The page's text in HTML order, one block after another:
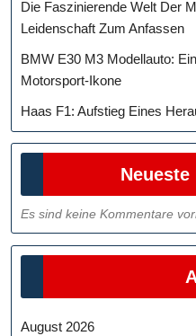
Die Faszinierende Welt Der
Leidenschaft Zum Anfassen
BMW E30 M3 Modellauto:
Motorsport-Ikone
Haas F1: Aufstieg Eines
Es sind keine Kommentare
August 2026